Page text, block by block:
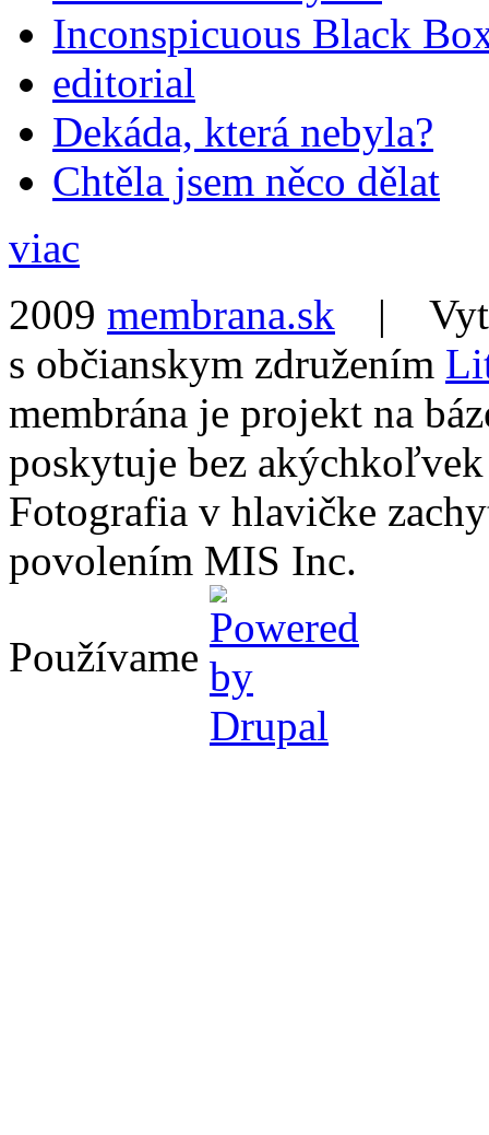
Inconspicuous Black
editorial
Dekáda, která nebyla?
Chtěla jsem něco dělat
viac
2009 membrana.sk |
s občianskym združením
membrána je projekt na
poskytuje bez
Fotografia v hlavičke
povolením MIS Inc.
Používame